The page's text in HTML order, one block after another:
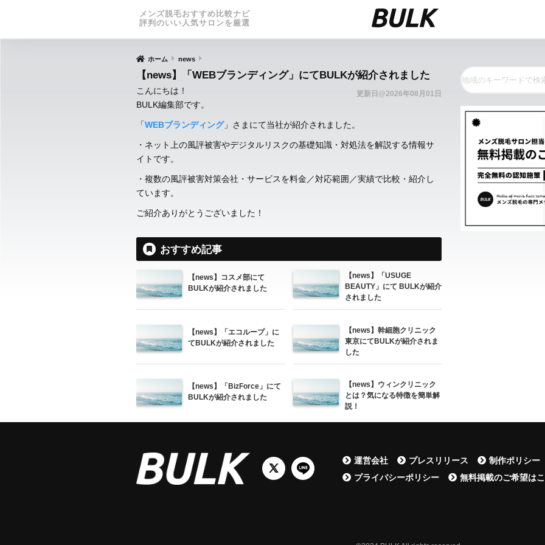
メンズ脱毛おすすめ比較ナビ
評判のいい人気サロンを厳選
ホーム news
【news】「WEBブランディング」にてBULKが紹介されました
更新日@2026年08月01日
こんにちは！
BULK編集部です。
「WEBブランディング」さまにて当社が紹介されました。
・ネット上の風評被害やデジタルリスクの基礎知識・対処法を解説する情報サ
イトです。
・複数の風評被害対策会社・サービスを料金／対応範囲／実績で比較・紹介し
ています。
ご紹介ありがとうございました！
おすすめ記事
【news】コスメ部にて
BULKが紹介されました
【news】「USUGE
BEAUTY」にて BULKが紹介
されました
【news】「エコループ」に
てBULKが紹介されました
【news】幹細胞クリニック
東京にてBULKが紹介されま
した
【news】「BizForce」にて
BULKが紹介されました
【news】ウィンクリニック
とは？気になる特徴を簡単解
説！
運営会社 プレスリリース 制作ポリシー
プライバシーポリシー
無料掲載のご希望は